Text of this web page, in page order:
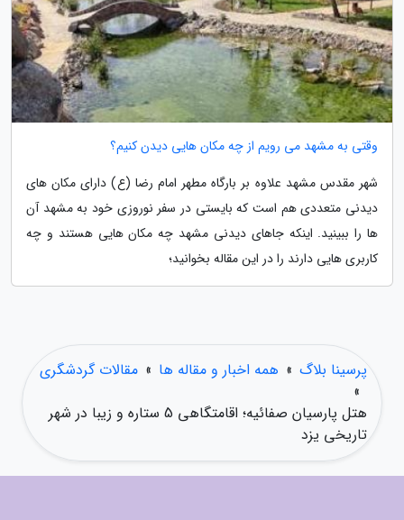
وقتی به مشهد می رویم از چه مکان هایی دیدن کنیم؟
شهر مقدس مشهد علاوه بر بارگاه مطهر امام رضا (ع) دارای مکان های
دیدنی متعددی هم است که بایستی در سفر نوروزی خود به مشهد آن
ها را ببینید. اینکه جاهای دیدنی مشهد چه مکان هایی هستند و چه
کاربری هایی دارند را در این مقاله بخوانید؛
پرسینا بلاگ » همه اخبار و مقاله ها » مقالات گردشگری
»
هتل پارسیان صفائیه؛ اقامتگاهی 5 ستاره و زیبا در شهر
تاریخی یزد